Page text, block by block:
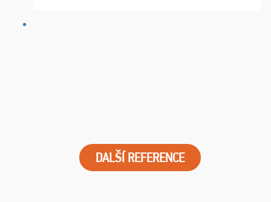
DALŠÍ REFERENCE